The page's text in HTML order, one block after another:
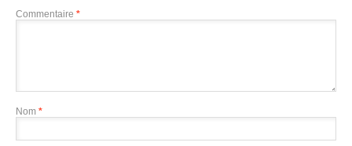
Commentaire *
Nom *